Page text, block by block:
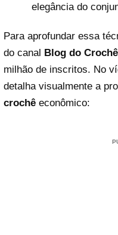
elegância do
Para aprofundar essa
do canal Blog do Crochê
milhão de inscritos. No
detalha visualmente a
crochê econômico: